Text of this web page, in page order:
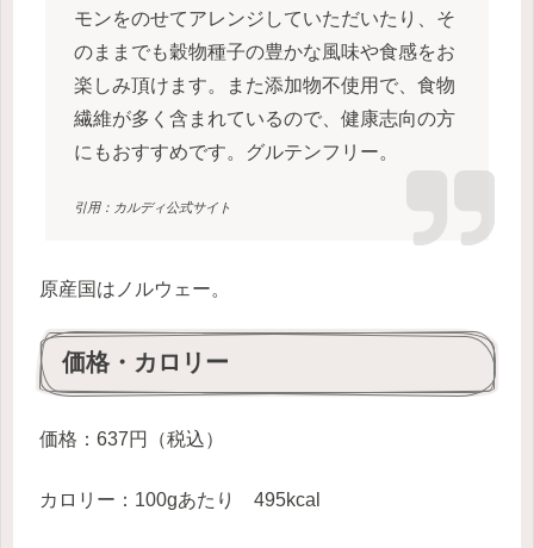
モンをのせてアレンジしていただいたり、そ
のままでも穀物種子の豊かな風味や食感をお
楽しみ頂けます。また添加物不使用で、食物
繊維が多く含まれているので、健康志向の方
にもおすすめです。グルテンフリー。
引用：カルディ公式サイト
原産国はノルウェー。
価格・カロリー
価格：637円（税込）
カロリー：100gあたり 495kcal